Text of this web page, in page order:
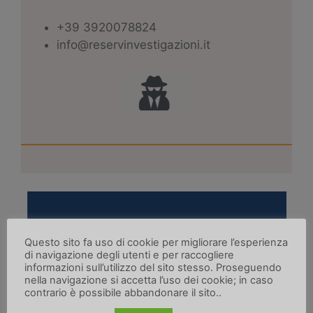
+39 3920078824
info@reservinvestigazioni.it
P.Iva 09392740966
Questo sito fa uso di cookie per migliorare l’esperienza
di navigazione degli utenti e per raccogliere
informazioni sull’utilizzo del sito stesso. Proseguendo
nella navigazione si accetta l’uso dei cookie; in caso
contrario è possibile abbandonare il sito..